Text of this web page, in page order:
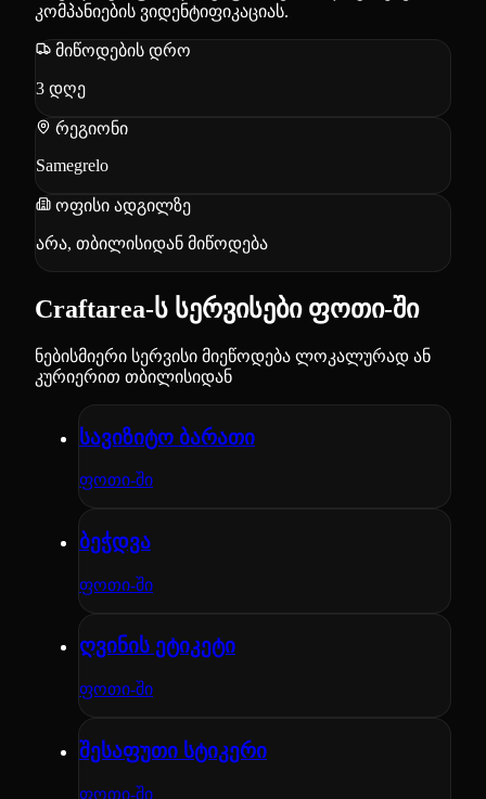
კომპანიების ვიდენტიფიკაციას.
მიწოდების დრო
3 დღე
რეგიონი
Samegrelo
ოფისი ადგილზე
არა, თბილისიდან მიწოდება
Craftarea-ს სერვისები ფოთი-ში
ნებისმიერი სერვისი მიეწოდება ლოკალურად ან
კურიერით თბილისიდან
სავიზიტო ბარათი
ფოთი-ში
ბეჭდვა
ფოთი-ში
ღვინის ეტიკეტი
ფოთი-ში
შესაფუთი სტიკერი
ფოთი-ში